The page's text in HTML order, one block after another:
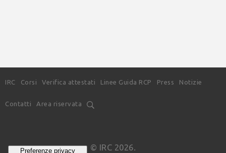
IRC Corsi Verifica attestati Linee Guida RCP Press Notizie
Contatti Area riservata
© IRC 2026.